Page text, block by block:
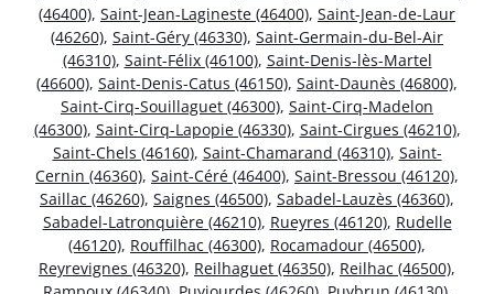
(46400), Saint-Jean-Lagineste (46400), Saint-Jean-de-Laur
(46260), Saint-Géry (46330), Saint-Germain-du-Bel-Air
(46310), Saint-Félix (46100), Saint-Denis-lès-Martel
(46600), Saint-Denis-Catus (46150), Saint-Daunès (46800),
Saint-Cirq-Souillaguet (46300), Saint-Cirq-Madelon
(46300), Saint-Cirq-Lapopie (46330), Saint-Cirgues (46210),
Saint-Chels (46160), Saint-Chamarand (46310), Saint-
Cernin (46360), Saint-Céré (46400), Saint-Bressou (46120),
Saillac (46260), Saignes (46500), Sabadel-Lauzès (46360),
Sabadel-Latronquière (46210), Rueyres (46120), Rudelle
(46120), Rouffilhac (46300), Rocamadour (46500),
Reyrevignes (46320), Reilhaguet (46350), Reilhac (46500),